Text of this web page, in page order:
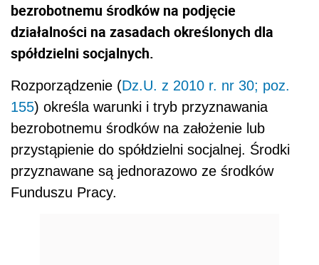
bezrobotnemu środków na podjęcie
działalności na zasadach określonych dla
spółdzielni socjalnych.
Rozporządzenie (Dz.U. z 2010 r. nr 30; poz.
155) określa warunki i tryb przyznawania
bezrobotnemu środków na założenie lub
przystąpienie do spółdzielni socjalnej. Środki
przyznawane są jednorazowo ze środków
Funduszu Pracy.